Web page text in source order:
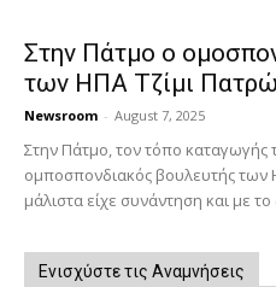
Στην Πάτμο ο
των ΗΠΑ Τζίμι
Newsroom - August 7, 2025
Στην Πάτμο, τον τόπο καταγωγής
ομποσπονδιακός βουλευτής των
μάλιστα είχε συνάντηση και με
Ενισχύστε τις Αναμνήσεις